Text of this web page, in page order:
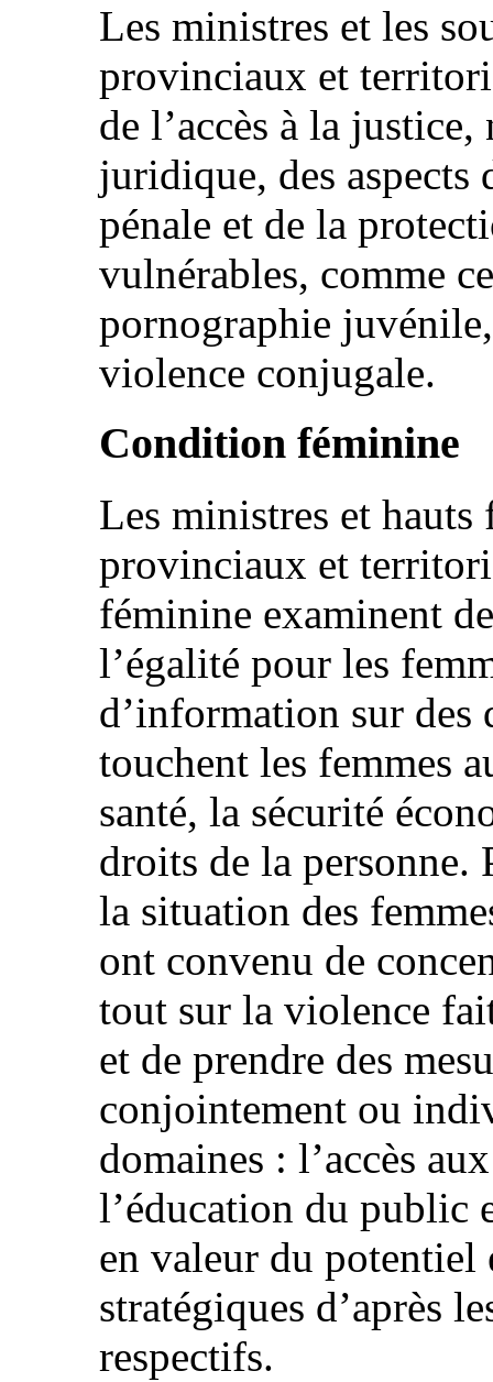
Les ministres et les
provinciaux et
de l’accès à la
juridique, des aspects
pénale et de la
vulnérables, comme
pornographie
violence conjugale.
Condition féminine
Les ministres et
provinciaux et
féminine examinent
l’égalité pour les
d’information sur des
touchent les femmes
santé, la sécurité
droits de la personne.
la situation des
ont convenu de
tout sur la violence
et de prendre des
conjointement ou
domaines : l’accès
l’éducation du public
en valeur du potentiel
stratégiques d’après
respectifs.